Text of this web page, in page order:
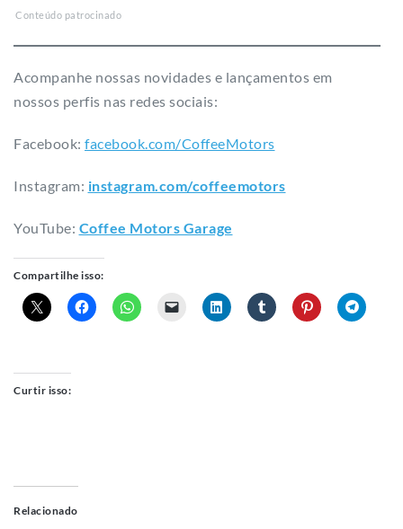
Conteúdo patrocinado
Acompanhe nossas novidades e lançamentos em
nossos perfis nas redes sociais:
Facebook: facebook.com/CoffeeMotors
Instagram: instagram.com/coffeemotors​
YouTube: Coffee Motors Garage
Compartilhe isso:
Curtir isso:
Relacionado